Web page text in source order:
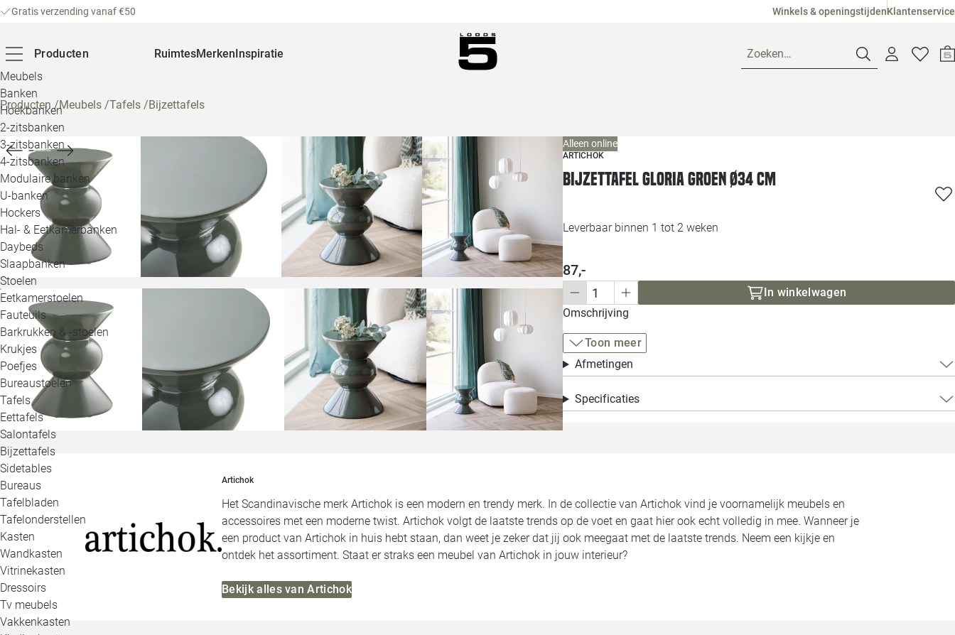
Gratis verzending vanaf €50 Winkels & openingstijdenKlantenservice
Producten
Meubels
Banken
Hoekbanken
2-zitsbanken
3-zitsbanken
4-zitsbanken
Modulaire banken
U-banken
Hockers
Hal- & Eetkamerbanken
Daybeds
Slaapbanken
Stoelen
Eetkamerstoelen
Fauteuils
Barkrukken & -stoelen
Krukjes
Poefjes
Bureaustoelen
Tafels
Eettafels
Salontafels
Bijzettafels
Sidetables
Bureaus
Tafelbladen
Tafelonderstellen
Kasten
Wandkasten
Vitrinekasten
Dressoirs
Tv meubels
Vakkenkasten
RuimtesMerkenInspiratie Zoeken…
Veelgestelde vragen Loods 5
Alle
Producten/Meubels /Tafels /Bijzettafels
Alleen online
ARTICHOK
Bijzettafel Gloria groen Ø34 cm
Leverbaar binnen 1 tot 2 weken
87,-
In winkelwagen
Omschrijving
Toon meer
Afmetingen
Specificaties
Artichok
Het Scandinavische merk Artichok is een modern en trendy merk. In de collectie van Artichok vind je voornamelijk meubels en
accessoires met een moderne twist. Artichok volgt de laatste trends op de voet en gaat hier ook echt volledig in mee. Wanneer je
een product van Artichok in huis hebt staan, dan weet je zeker dat jij ook meegaat met de laatste trends. Neem een kijkje en
ontdek het assortiment. Staat er straks een meubel van Artichok in jouw interieur?
Bekijk alles van Artichok